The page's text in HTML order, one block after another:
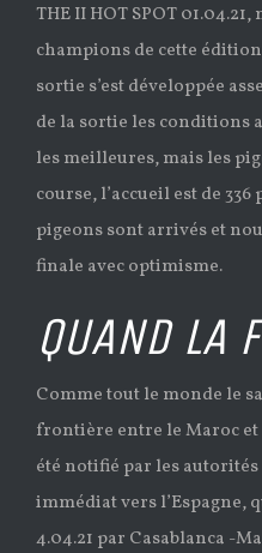
THE II HOT SPOT
champions de cette
sortie s’est développée
de la sortie les conditions
les meilleures, mais les
course, l’accueil est de
pigeons sont arrivés et
finale avec optimisme.
QUAND LA
Comme tout le monde le
frontière entre le Maroc et
été notifié par les
immédiat vers l’Espagne,
4.04.21 par Casablanca -